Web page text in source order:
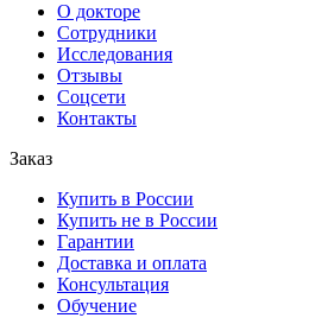
О докторе
Сотрудники
Исследования
Отзывы
Соцсети
Контакты
Заказ
Купить в России
Купить не в России
Гарантии
Доставка и оплата
Консультация
Обучение